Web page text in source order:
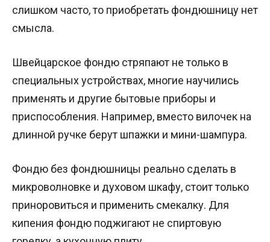
слишком часто, то приобретать фондюшницу нет
смысла.
Швейцарское фондю стряпают не только в
специальных устройствах, многие научились
применять и другие бытовые приборы и
приспособления. Например, вместо вилочек на
длинной ручке берут шпажки и мини-шампура.
Фондю без фондюшницы реально сделать в
микроволновке и духовом шкафу, стоит только
приноровиться и применить смекалку. Для
кипения фондю поджигают не спиртовую